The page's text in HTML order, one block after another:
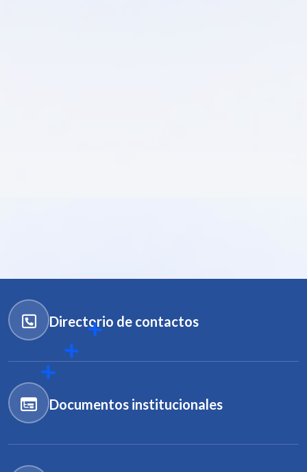
Directorio de contactos
Documentos institucionales